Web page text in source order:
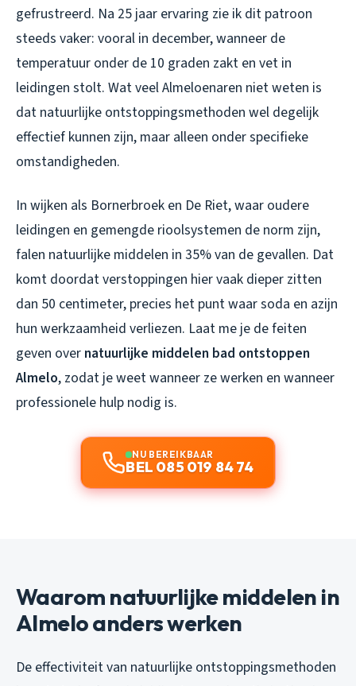
gefrustreerd. Na 25 jaar ervaring zie ik dit patroon
steeds vaker: vooral in december, wanneer de
temperatuur onder de 10 graden zakt en vet in
leidingen stolt. Wat veel Almeloenaren niet weten is
dat natuurlijke ontstoppingsmethoden wel degelijk
effectief kunnen zijn, maar alleen onder specifieke
omstandigheden.
In wijken als Bornerbroek en De Riet, waar oudere
leidingen en gemengde rioolsystemen de norm zijn,
falen natuurlijke middelen in 35% van de gevallen. Dat
komt doordat verstoppingen hier vaak dieper zitten
dan 50 centimeter, precies het punt waar soda en azijn
hun werkzaamheid verliezen. Laat me je de feiten
geven over natuurlijke middelen bad ontstoppen
Almelo, zodat je weet wanneer ze werken en wanneer
professionele hulp nodig is.
NU BEREIKBAAR
BEL 085 019 84 74
Waarom natuurlijke middelen in
Almelo anders werken
De effectiviteit van natuurlijke ontstoppingsmethoden